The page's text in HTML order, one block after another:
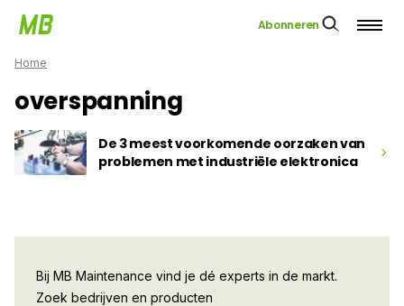
Abonneren
Home
overspanning
De 3 meest voorkomende oorzaken van
problemen met industriële elektronica
Bij MB Maintenance vind je dé experts in de markt.
Zoek bedrijven en producten